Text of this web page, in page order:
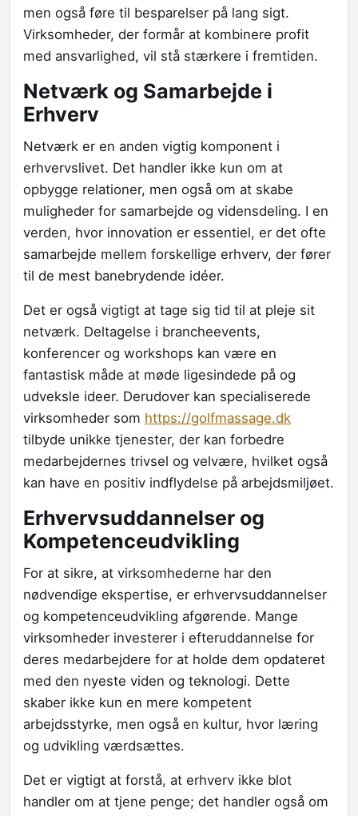
men også føre til besparelser på lang sigt.
Virksomheder, der formår at kombinere profit
med ansvarlighed, vil stå stærkere i fremtiden.
Netværk og Samarbejde i
Erhverv
Netværk er en anden vigtig komponent i
erhvervslivet. Det handler ikke kun om at
opbygge relationer, men også om at skabe
muligheder for samarbejde og vidensdeling. I en
verden, hvor innovation er essentiel, er det ofte
samarbejde mellem forskellige erhverv, der fører
til de mest banebrydende idéer.
Det er også vigtigt at tage sig tid til at pleje sit
netværk. Deltagelse i brancheevents,
konferencer og workshops kan være en
fantastisk måde at møde ligesindede på og
udveksle ideer. Derudover kan specialiserede
virksomheder som https://golfmassage.dk
tilbyde unikke tjenester, der kan forbedre
medarbejdernes trivsel og velvære, hvilket også
kan have en positiv indflydelse på arbejdsmiljøet.
Erhvervsuddannelser og
Kompetenceudvikling
For at sikre, at virksomhederne har den
nødvendige ekspertise, er erhvervsuddannelser
og kompetenceudvikling afgørende. Mange
virksomheder investerer i efteruddannelse for
deres medarbejdere for at holde dem opdateret
med den nyeste viden og teknologi. Dette
skaber ikke kun en mere kompetent
arbejdsstyrke, men også en kultur, hvor læring
og udvikling værdsættes.
Det er vigtigt at forstå, at erhverv ikke blot
handler om at tjene penge; det handler også om